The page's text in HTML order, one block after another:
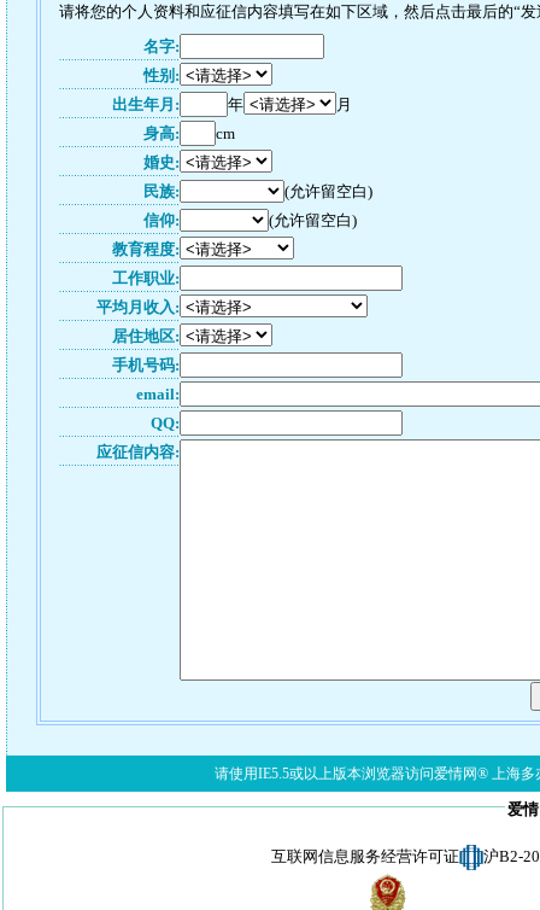
请将您的个人资料和应征信内容填写在如下区域，然后点击最后的“
名字:
性别:
出生年月:
年
月
身高:
cm
婚史:
民族:
(允许留空白)
信仰:
(允许留空白)
教育程度:
工作职业:
平均月收入:
居住地区:
手机号码:
email:
QQ:
应征信内容:
请使用IE5.5或以上版本浏览器访问爱情网® 上海多
爱
互联网信息服务经营许可证 沪B2-